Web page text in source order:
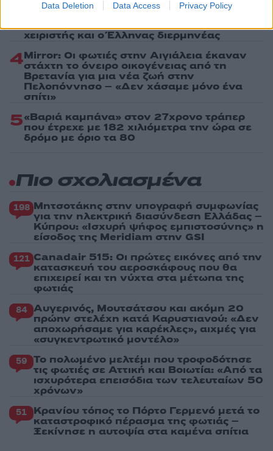
Data Deletion Data Access Privacy Policy
Ψάθα: «Δεν υπήρξε τεχνικό πρόβλημα με
τα δύο ελικόπτερα» κατέθεσαν ο Βρετανός
χειριστής και ο Έλληνας διερμηνέας
4Mirror: Οι φωτιές στην Αιγιάλεια έκαναν
στάχτη το όνειρο οικογένειας από τη
Βρετανία για μια νέα ζωή στην
Πελοπόννησο – «Δεν χάσαμε μόνο ένα
σπίτι»
5«Βαριά καμπάνα» στον 27χρονο τράπερ
που έτρεχε με 182 χιλιόμετρα την ώρα σε
δρόμο με όριο τα 80
Πιο σχολιασμένα
198 Μητσοτάκης στην υπογραφή συμφωνίας
για την ηλεκτρική διασύνδεση Ελλάδας –
Κύπρου: «Ισχυρή ψήφος εμπιστοσύνης» η
είσοδος της Meridiam στην GSI
121 Canadair 515: Οι πρώτες εικόνες από την
κατασκευή του αεροσκάφους που θα
επιχειρεί και τη νύχτα στα μέτωπα της
φωτιάς
84 Αυγερινός, Μουτσάτσου και ακόμη 20
πρώην στελέχη κατά Καρυστιανού: «Δεν
αποχωρήσαμε για καρέκλες», αιχμές για
«συγκεντρωτικό μοντέλο»
59 Το πολωμένο μελτέμι που τροφοδότησε
τις φωτιές σε Αττική και Βοιωτία: «Από τα
ισχυρότερα επεισόδια των τελευταίων 50
χρόνων»
51 Κρανίου τόπος το Πόρτο Γερμενό μετά το
καταστροφικό πέρασμα της φωτιάς –
Ξεκίνησε η αυτοψία στα καμένα σπίτια